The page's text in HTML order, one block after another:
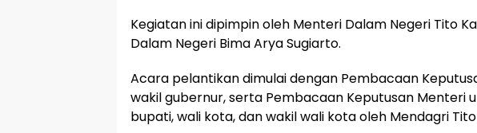
Kegiatan ini dipimpin oleh Menteri Dalam Negeri Tito
Dalam Negeri Bima Arya Sugiarto.
Acara pelantikan dimulai dengan Pembacaan
wakil gubernur, serta Pembacaan Keputusan Menteri
bupati, wali kota, dan wakil wali kota oleh Mendagri